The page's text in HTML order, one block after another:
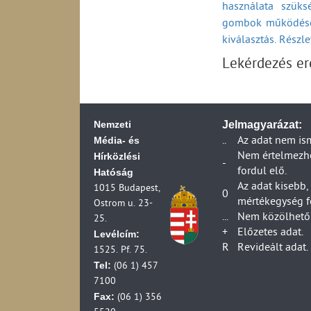
Küldemények
Ügyfélszolgálati
Egyetemes
ideje belföldi
Egyetemes
ideje belföldi
Panaszok,
2024)
Panaszok,
2024)
Panaszok és
(2013-2024)
2006)
Fiókposták
Postahelyek
(1990-2006)
A postai
A postai
HIF ellenőrzési
A postai
szolgáltató
A postai
A száz lakosra
(1990-2006)
A száz lakosra
(1990-2006)
A száz lakosra
2006)
használata
gombok
kiválasztás.
Lekérdezés
Nemzeti
Média- és
Hírközlési
Hatóság
1015 Budapest,
Ostrom u. 23-
25.
Levélcím:
1525. Pf. 75.
Tel: (06 1) 457
7100
Fax: (06 1) 356
Jelmagyarázat:
..
Az adat nem
-
Nem
fordul elő.
0
Az adat
mértékegység
...
Nem
+
Előzetes adat.
R
Revideált adat.